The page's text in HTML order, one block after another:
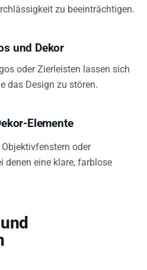
zu beeinträchtigen.
und Dekor
oder Zierleisten lassen sich
das Design zu stören.
Elemente
oder
denen eine klare, farblose